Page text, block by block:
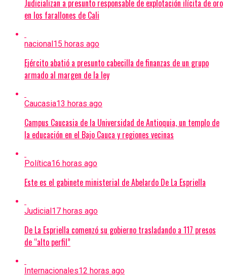
Judicializan a presunto responsable de explotación ilícita de oro
en los farallones de Cali
nacional15 horas ago
Ejército abatió a presunto cabecilla de finanzas de un grupo
armado al margen de la ley
Caucasia13 horas ago
Campus Caucasia de la Universidad de Antioquia, un templo de
la educación en el Bajo Cauca y regiones vecinas
Política16 horas ago
Este es el gabinete ministerial de Abelardo De La Espriella
Judicial17 horas ago
De La Espriella comenzó su gobierno trasladando a 117 presos
de “alto perfil”
Internacionales12 horas ago